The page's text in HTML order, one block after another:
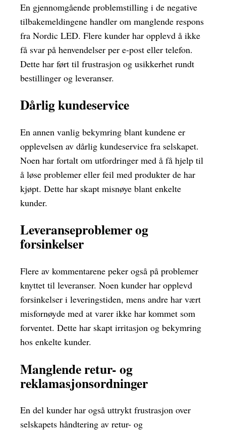
En gjennomgående problemstilling i de negative
tilbakemeldingene handler om manglende respons
fra Nordic LED. Flere kunder har opplevd å ikke
få svar på henvendelser per e-post eller telefon.
Dette har ført til frustrasjon og usikkerhet rundt
bestillinger og leveranser.
Dårlig kundeservice
En annen vanlig bekymring blant kundene er
opplevelsen av dårlig kundeservice fra selskapet.
Noen har fortalt om utfordringer med å få hjelp til
å løse problemer eller feil med produkter de har
kjøpt. Dette har skapt misnøye blant enkelte
kunder.
Leveranseproblemer og
forsinkelser
Flere av kommentarene peker også på problemer
knyttet til leveranser. Noen kunder har opplevd
forsinkelser i leveringstiden, mens andre har vært
misfornøyde med at varer ikke har kommet som
forventet. Dette har skapt irritasjon og bekymring
hos enkelte kunder.
Manglende retur- og
reklamasjonsordninger
En del kunder har også uttrykt frustrasjon over
selskapets håndtering av retur- og